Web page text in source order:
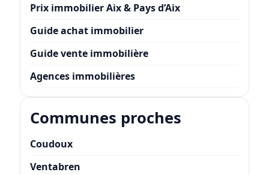
Prix immobilier Aix & Pays d’Aix
Guide achat immobilier
Guide vente immobilière
Agences immobilières
Communes proches
Coudoux
Ventabren